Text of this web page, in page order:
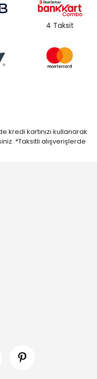
4 Taksit
kartınızı kullanarak
*Taksitli alışverişlerde